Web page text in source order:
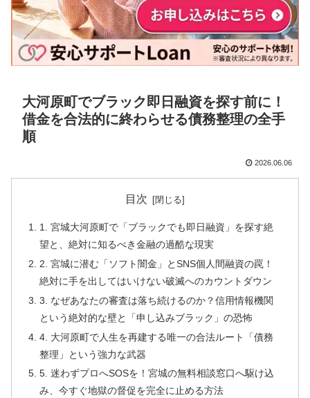
大河原町でブラック即日融資を探す前に！
借金を合法的に終わらせる債務整理の全手
順
2026.06.06
目次
1. 宮城大河原町で「ブラックでも即日融資」を探す絶
望と、絶対に知るべき金融の過酷な現実
2. 宮城に潜む「ソフト闇金」とSNS個人間融資の罠！
絶対に手を出してはいけない破滅へのカウントダウン
3. なぜあなたの審査は落ち続けるのか？信用情報機関
という絶対的な壁と「申し込みブラック」の恐怖
4. 大河原町で人生を再建する唯一の合法ルート「債務
整理」という強力な武器
5. 迷わずプロへSOSを！宮城の無料相談窓口へ駆け込
み、今すぐ地獄の督促を完全に止める方法